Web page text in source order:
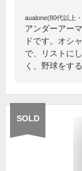
aualone(80代以上
アンダーアー
ドです。オシ
で、リストに
く、野球をす
SOLD